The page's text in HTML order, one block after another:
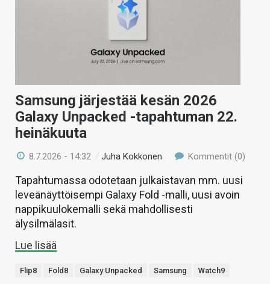
Samsung järjestää kesän 2026
Galaxy Unpacked -tapahtuman 22.
heinäkuuta
8.7.2026 - 14:32 /Juha Kokkonen Kommentit (0)
Tapahtumassa odotetaan julkaistavan mm. uusi
leveänäyttöisempi Galaxy Fold -malli, uusi avoin
nappikuulokemalli sekä mahdollisesti
älysilmälasit.
Lue lisää
Flip8 Fold8 Galaxy Unpacked Samsung Watch9